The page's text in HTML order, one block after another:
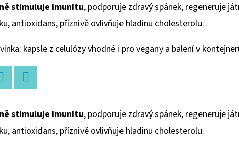
stimuluje imunitu, podporuje zdravý spánek, regeneruje
antioxidans, příznivě ovlivňuje hladinu cholesterolu.
kapsle z celulózy vhodné i pro vegany a balení v
stimuluje imunitu, podporuje zdravý spánek, regeneruje
antioxidans, příznivě ovlivňuje hladinu cholesterolu.